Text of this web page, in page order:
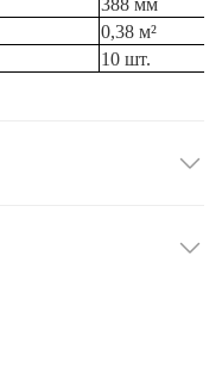
0,38 м²
10 шт.